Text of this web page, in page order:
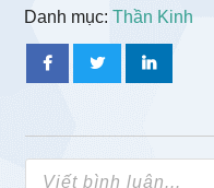
Danh mục:Thần Kinh